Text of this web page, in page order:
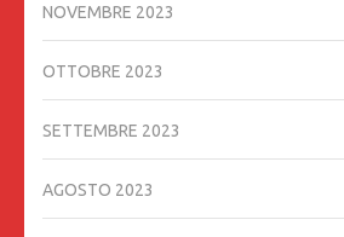
NOVEMBRE 2023
OTTOBRE 2023
SETTEMBRE 2023
AGOSTO 2023